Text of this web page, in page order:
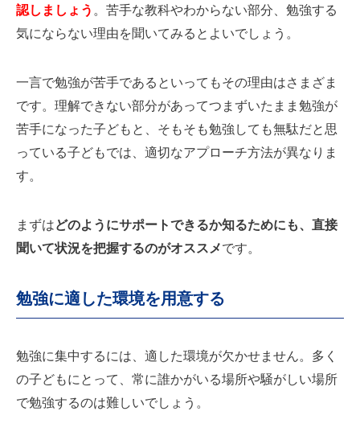
認しましょう 。苦手な教科やわからない部分、勉強する
気にならない理由を聞いてみるとよいでしょう。
一言で勉強が苦手であるといってもその理由はさまざま
です。理解できない部分があってつまずいたまま勉強が
苦手になった子どもと、そもそも勉強しても無駄だと思
っている子どもでは、適切なアプローチ方法が異なりま
す。
まずはどのようにサポートできるか知るためにも、直接
聞いて状況を把握するのがオススメです。
勉強に適した環境を用意する
勉強に集中するには、適した環境が欠かせません。多く
の子どもにとって、常に誰かがいる場所や騒がしい場所
で勉強するのは難しいでしょう。